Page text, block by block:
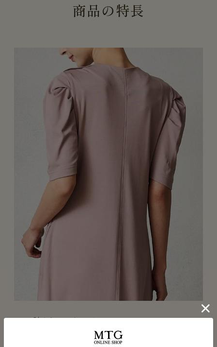
商品の特長
二の腕をしっかりカバー
脂肪が多く血流が滞りやすい 二の腕を肘までしっかりカバ